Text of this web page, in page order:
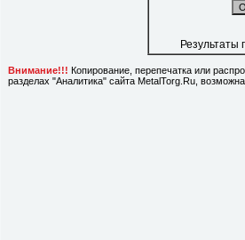
Результаты
Внимание!!! Копирование, перепечатка или
разделах "Аналитика" сайта MetalTorg.Ru,